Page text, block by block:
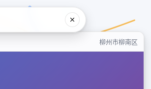
柳州市柳南区